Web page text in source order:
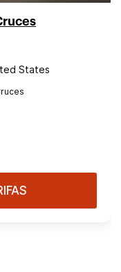
States